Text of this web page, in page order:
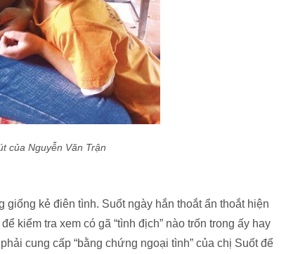
của Nguyễn Văn Trận
kẻ điên tình. Suốt ngày hắn thoắt ẩn thoắt hiện
kiểm tra xem có gã “tình địch” nào trốn trong ấy hay
cung cấp “bằng chứng ngoại tình” của chị Suốt để